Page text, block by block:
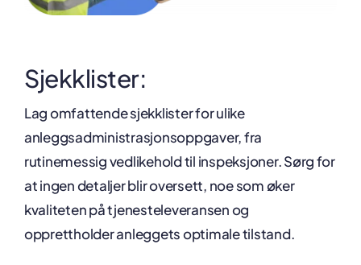
Sjekklister:
Lag omfattende sjekklister for ulike
anleggsadministrasjonsoppgaver, fra
rutinemessig vedlikehold til inspeksjoner. Sørg for
at ingen detaljer blir oversett, noe som øker
kvaliteten på tjenesteleveransen og
opprettholder anleggets optimale tilstand.